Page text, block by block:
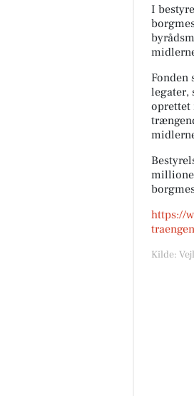
I
Fonden
legater,
https://
Kilde: